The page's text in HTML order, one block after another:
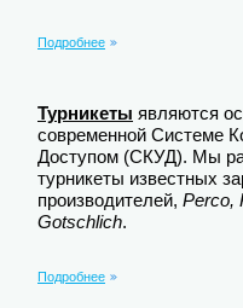
Подробнее
Турникеты являются
современной Системе
Доступом (СКУД). Мы
турникеты известных
производителей, Perco,
Gotschlich.
Подробнее